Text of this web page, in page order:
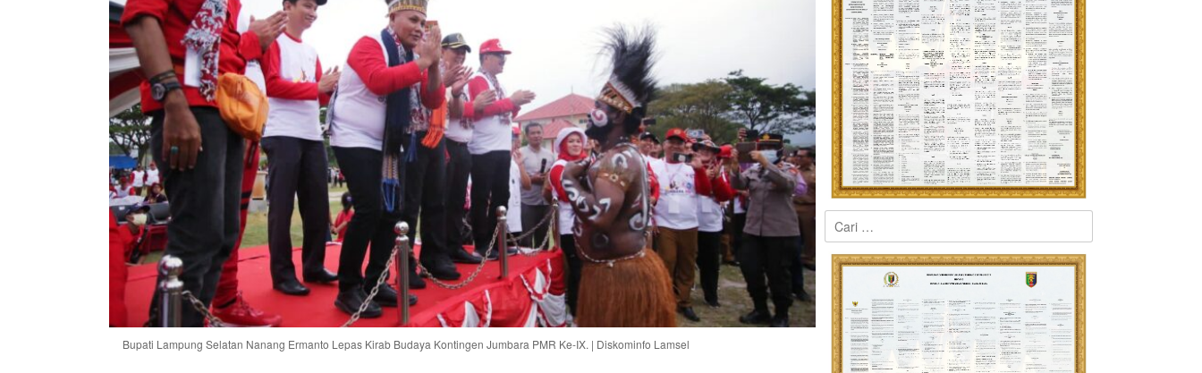
Bupati Lampung Selatan Nanang Ermanto Lepas Kirab Budaya Kontingen Jumbara PMR Ke-IX. | Diskominfo Lamsel
Cari
untuk: